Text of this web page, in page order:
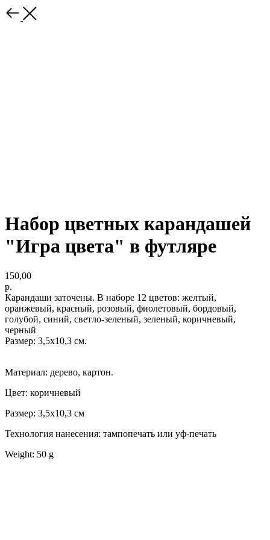
Набор цветных карандашей
"Игра цвета" в футляре
150,00
р.
Карандаши заточены. В наборе 12 цветов: желтый,
оранжевый, красный, розовый, фиолетовый, бордовый,
голубой, синий, светло-зеленый, зеленый, коричневый,
черный
Размер: 3,5х10,3 см.
Материал: дерево, картон.
Цвет: коричневый
Размер: 3,5х10,3 см
Технология нанесения: тампопечать или уф-печать
Weight: 50 g